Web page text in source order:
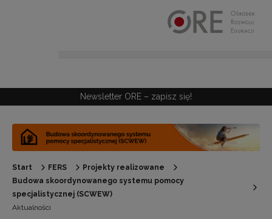
Newsletter ORE – zapisz się!
Start FERS
Projekty realizowane
Budowa skoordynowanego systemu pomocy
specjalistycznej (SCWEW)
Aktualności